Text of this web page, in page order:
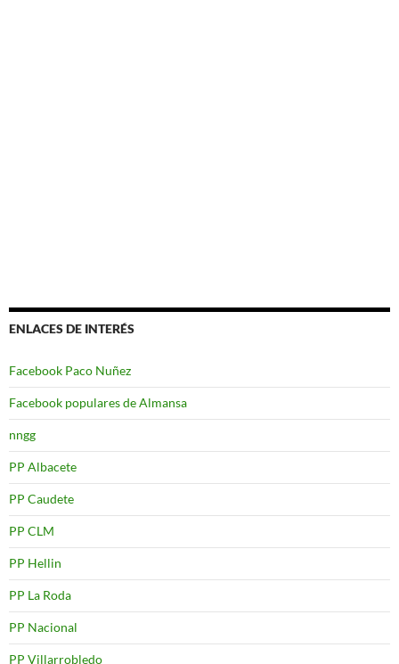
ENLACES DE INTERÉS
Facebook Paco Nuñez
Facebook populares de Almansa
nngg
PP Albacete
PP Caudete
PP CLM
PP Hellin
PP La Roda
PP Nacional
PP Villarrobledo